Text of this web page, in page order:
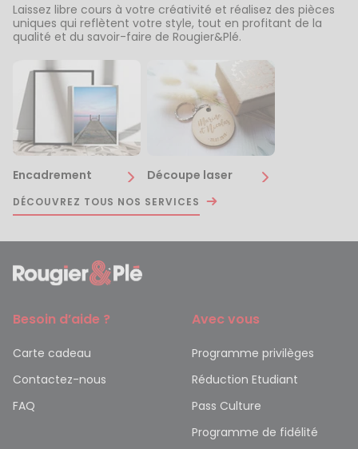
Laissez libre cours à votre créativité et réalisez des pièces
uniques qui reflètent votre style, tout en profitant de la
qualité et du savoir-faire de Rougier&Plé.
Encadrement Découpe laser
DÉCOUVREZ TOUS NOS SERVICES
Besoin d’aide ?
Carte cadeau
Contactez-nous
FAQ
Avec vous
Programme privilèges
Réduction Etudiant
Pass Culture
Programme de fidélité